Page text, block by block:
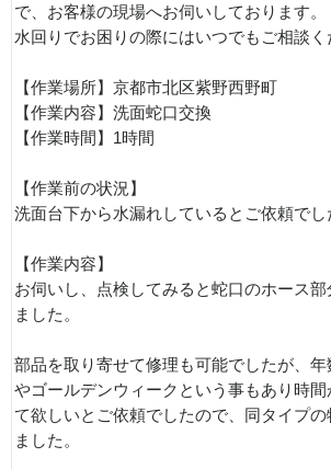
で、お客様の現場へお伺いしております。
水回りでお困りの際にはいつでもご相談く
【作業場所】京都市北区紫野西野町
【作業内容】洗面蛇口交換
【作業時間】1時間
【作業前の状況】
洗面台下から水漏れしているとご依頼でし
【作業内容】
お伺いし、点検してみると蛇口のホース
ました。
部品を取り寄せて修理も可能でしたが、
やゴールデンウィークという事もあり時
て欲しいとご依頼でしたので、同タイプの
ました。